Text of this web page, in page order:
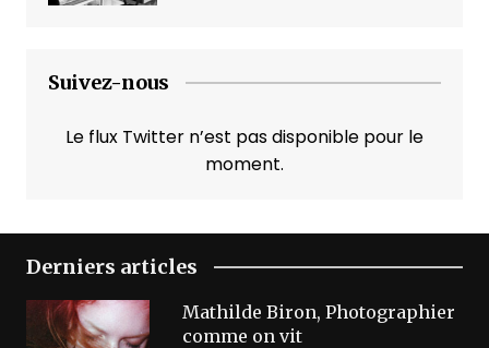
Suivez-nous
Le flux Twitter n’est pas disponible pour le
moment.
Derniers articles
Mathilde Biron, Photographier
comme on vit